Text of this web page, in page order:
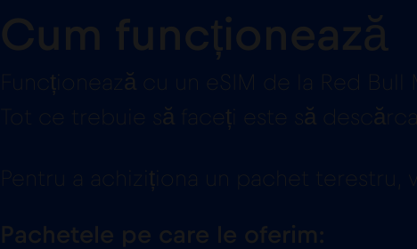
Cum funcționează
Funcționează cu un eSIM de la Red Bull
Tot ce trebuie să faceți este să
Pentru a achiziționa un pachet
Pachetele pe care le oferim: